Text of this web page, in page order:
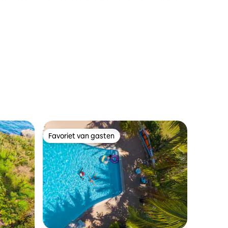
Favoriet van gasten
Favoriet van gasten